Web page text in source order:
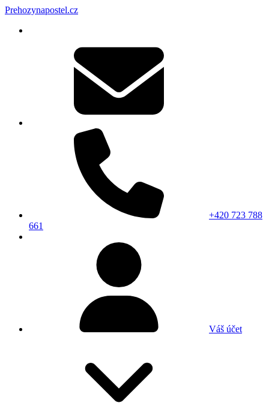
Prehozynapostel.cz
+420 723 788
661
Váš účet